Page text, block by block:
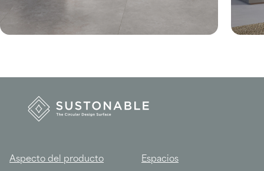
Aspecto del producto Espacios